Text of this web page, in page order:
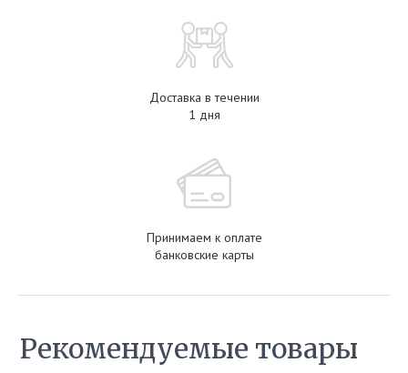
Доставка в течении
1 дня
Принимаем к оплате
банковские карты
Рекомендуемые товары